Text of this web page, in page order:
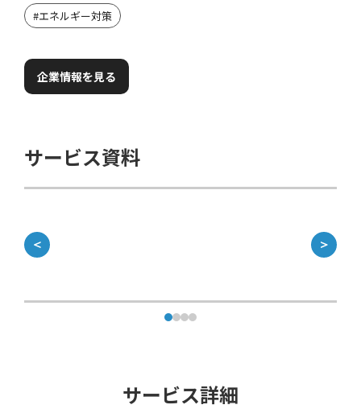
#エネルギー対策
企業情報を見る
サービス資料
＜ ＞
サービス詳細